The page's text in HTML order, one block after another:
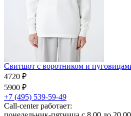
Свитшот с воротником и
4720 ₽
5900 ₽
+7 (495) 539-59-49
Call-center работает: